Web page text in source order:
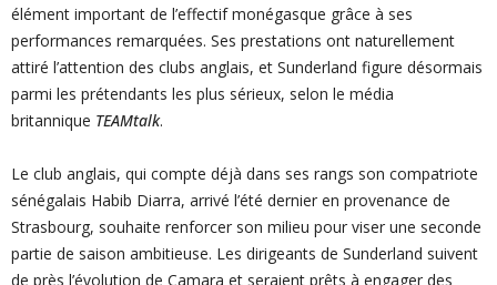
élément important de l’effectif monégasque grâce à ses
performances remarquées. Ses prestations ont naturellement
attiré l’attention des clubs anglais, et Sunderland figure désormais
parmi les prétendants les plus sérieux, selon le média
britannique TEAMtalk.
Le club anglais, qui compte déjà dans ses rangs son compatriote
sénégalais Habib Diarra, arrivé l’été dernier en provenance de
Strasbourg, souhaite renforcer son milieu pour viser une seconde
partie de saison ambitieuse. Les dirigeants de Sunderland suivent
de près l’évolution de Camara et seraient prêts à engager des